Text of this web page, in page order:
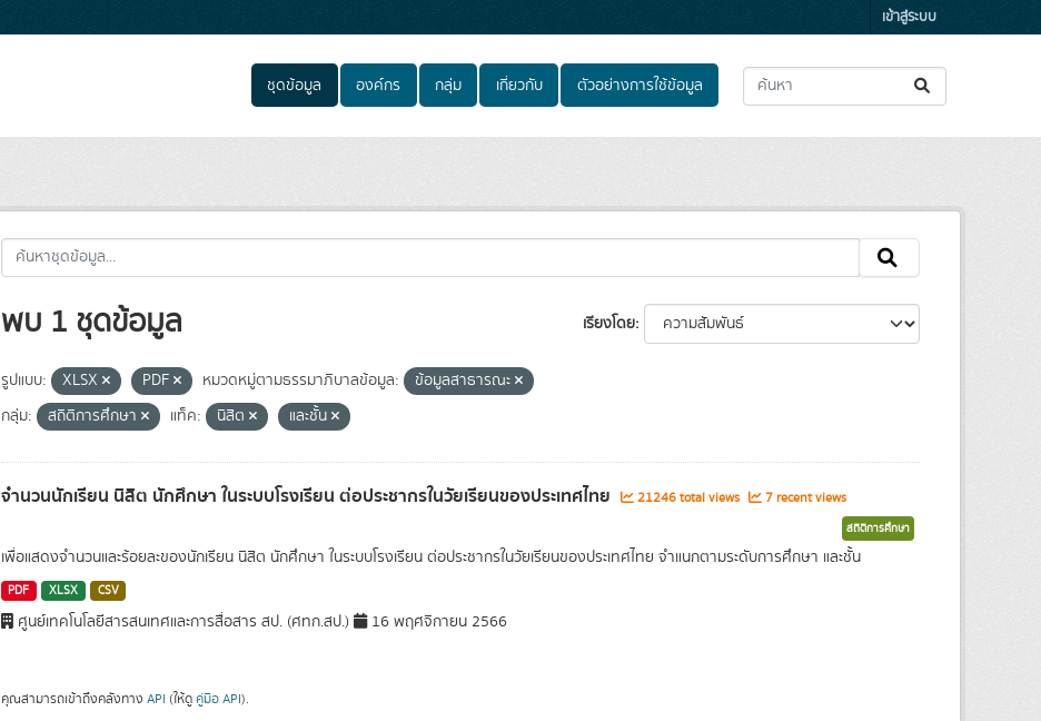
เข้าสู่ระบบ
ชุดข้อมูล องค์กร กลุ่ม เกี่ยวกับ ตัวอย่างการใช้ข้อมูล
เรียงโดย
พบ 1 ชุดข้อมูล
รูปแบบ: XLSX PDF หมวดหมู่ตามธรรมาภิบาลข้อมูล:
ข้อมูลสาธารณะ
กลุ่ม:
สถิติการศึกษา แท็ค: นิสิต และชั้น
จำนวนนักเรียน นิสิต นักศึกษา ในระบบโรงเรียน ต่อประชากรในวัยเรียนของประเทศไทย 21246 total views 7 recent views
สถิติการศึกษา
เพื่อแสดงจำนวนและร้อยละของนักเรียน นิสิต นักศึกษา ในระบบโรงเรียน ต่อประชากรในวัยเรียนของประเทศไทย จำแนกตามระดับการศึกษา และชั้น
PDF XLSX CSV
ศูนย์เทคโนโลยีสารสนเทศและการสื่อสาร สป. (ศทก.สป.) 16 พฤศจิกายน 2566
คุณสามารถเข้าถึงคลังทาง API (ให้ดู คู่มือ API).